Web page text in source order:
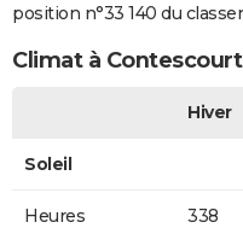
position n°33 140 du
Climat à
Hiver
Soleil
Heures
338